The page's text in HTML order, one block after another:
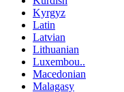
Kyrgyz
Latin
Latvian
Lithuanian
Luxembou..
Macedonian
Malagasy